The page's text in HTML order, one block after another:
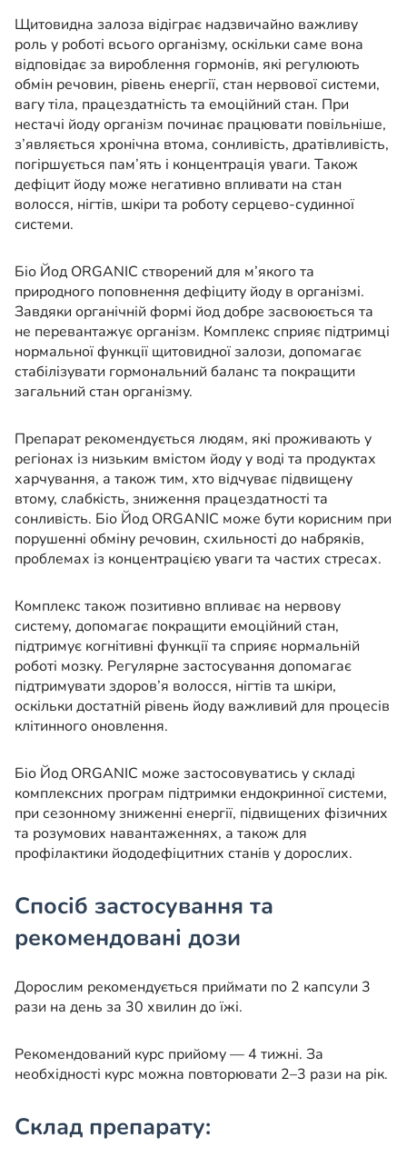
Щитовидна залоза відіграє надзвичайно важливу
роль у роботі всього організму, оскільки саме вона
відповідає за вироблення гормонів, які регулюють
обмін речовин, рівень енергії, стан нервової системи,
вагу тіла, працездатність та емоційний стан. При
нестачі йоду організм починає працювати повільніше,
з’являється хронічна втома, сонливість, дратівливість,
погіршується пам’ять і концентрація уваги. Також
дефіцит йоду може негативно впливати на стан
волосся, нігтів, шкіри та роботу серцево-судинної
системи.
Біо Йод ORGANIC створений для м’якого та
природного поповнення дефіциту йоду в організмі.
Завдяки органічній формі йод добре засвоюється та
не перевантажує організм. Комплекс сприяє підтримці
нормальної функції щитовидної залози, допомагає
стабілізувати гормональний баланс та покращити
загальний стан організму.
Препарат рекомендується людям, які проживають у
регіонах із низьким вмістом йоду у воді та продуктах
харчування, а також тим, хто відчуває підвищену
втому, слабкість, зниження працездатності та
сонливість. Біо Йод ORGANIC може бути корисним при
порушенні обміну речовин, схильності до набряків,
проблемах із концентрацією уваги та частих стресах.
Комплекс також позитивно впливає на нервову
систему, допомагає покращити емоційний стан,
підтримує когнітивні функції та сприяє нормальній
роботі мозку. Регулярне застосування допомагає
підтримувати здоров’я волосся, нігтів та шкіри,
оскільки достатній рівень йоду важливий для процесів
клітинного оновлення.
Біо Йод ORGANIC може застосовуватись у складі
комплексних програм підтримки ендокринної системи,
при сезонному зниженні енергії, підвищених фізичних
та розумових навантаженнях, а також для
профілактики йододефіцитних станів у дорослих.
Спосіб застосування та
рекомендовані дози
Дорослим рекомендується приймати по 2 капсули 3
рази на день за 30 хвилин до їжі.
Рекомендований курс прийому — 4 тижні. За
необхідності курс можна повторювати 2–3 рази на рік.
Склад препарату: